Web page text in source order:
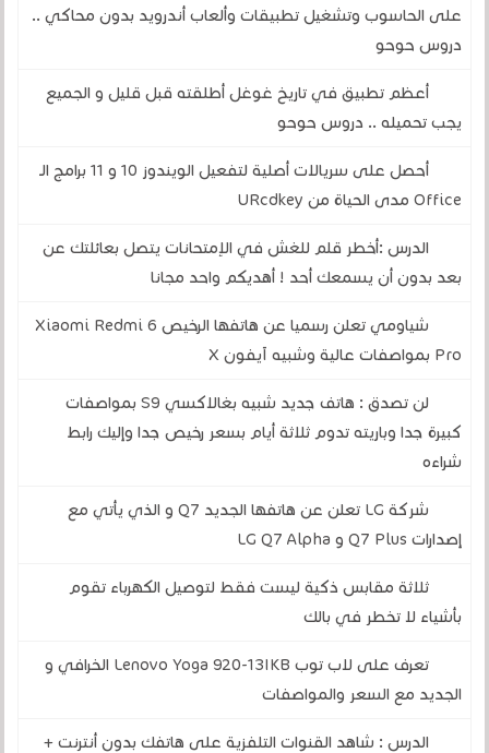
على الحاسوب وتشغيل تطبيقات وألعاب أندرويد بدون محاكي ..
دروس حوحو
أعظم تطبيق في تاريخ غوغل أطلقته قبل قليل و الجميع
يجب تحميله .. دروس حوحو
أحصل على سريالات أصلية لتفعيل الويندوز 10 و 11 برامج الـ
Office مدى الحياة من URcdkey
الدرس :أخطر قلم للغش في الإمتحانات يتصل بعائلتك عن
بعد بدون أن يسمعك أحد ! أهديكم واحد مجانا
شياومي تعلن رسميا عن هاتفها الرخيص Xiaomi Redmi 6
Pro بمواصفات عالية وشبيه آيفون X
لن تصدق : هاتف جديد شبيه بغالاكسي S9 بمواصفات
كبيرة جدا وباريته تدوم ثلاثة أيام بسعر رخيص جدا وإليك رابط
شراءه
شركة LG تعلن عن هاتفها الجديد Q7 و الذي يأتي مع
إصدارات Q7 Plus و LG Q7 Alpha
ثلاثة مقابس ذكية ليست فقط لتوصيل الكهرباء تقوم
بأشياء لا تخطر في بالك
تعرف على لاب توب Lenovo Yoga 920-13IKB الخرافي و
الجديد مع السعر والمواصفات
الدرس : شاهد القنوات التلفزية على هاتفك بدون أنترنت +